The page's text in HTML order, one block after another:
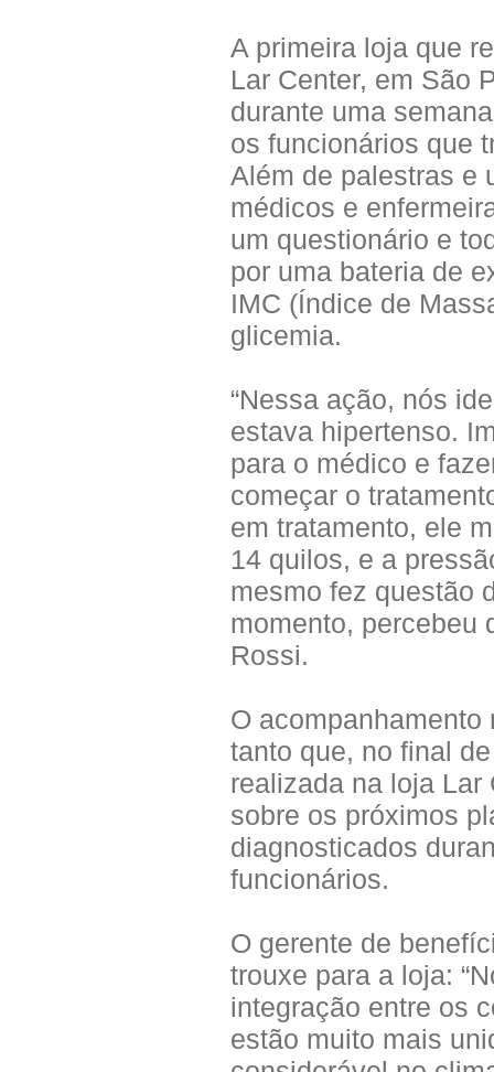
A primeira loja que
Lar Center, em São
durante uma
os funcionários que
Além de palestras e
médicos e
um questionário e
por uma bateria de
IMC (Índice de
glicemia.
“Nessa ação, nós
estava hipertenso.
para o médico e
começar o
em tratamento, ele
14 quilos, e a
mesmo fez questão
momento, percebeu
Rossi.
O
tanto que, no final
realizada na loja Lar
sobre os próximos
diagnosticados
funcionários.
O gerente de
trouxe para a loja:
integração entre os
estão muito mais